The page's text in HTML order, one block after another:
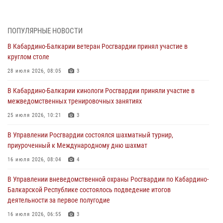
поздравил специалистов подразделений тыла с профессиональным
праздником
01 августа 2026, 00:10
Росгвардия обеспечивает безопасность граждан на южном
направлении
31 июля 2026, 09:22
Состоялась рабочая встреча директора Росгвардии Героя России
генерала армии Виктора Золотова с заместителем полномочного
представителя Президента Российской Федерации в Северо-
31 июля 2026, 06:45 1
Управление Росгвардии по Кабардино-Балкарской Республике
информирует
ПОПУЛЯРНЫЕ НОВОСТИ
В Кабардино-Балкарии ветеран Росгвардии принял участие в
круглом столе
28 июля 2026, 08:05 3
В Кабардино-Балкарии кинологи Росгвардии приняли участие в
межведомственных тренировочных занятиях
25 июля 2026, 10:21 3
В Управлении Росгвардии состоялся шахматный турнир,
приуроченный к Международному дню шахмат
16 июля 2026, 08:04 4
В Управлении вневедомственной охраны Росгвардии по Кабардино-
Балкарской Республике состоялось подведение итогов
деятельности за первое полугодие
16 июля 2026, 06:55 3